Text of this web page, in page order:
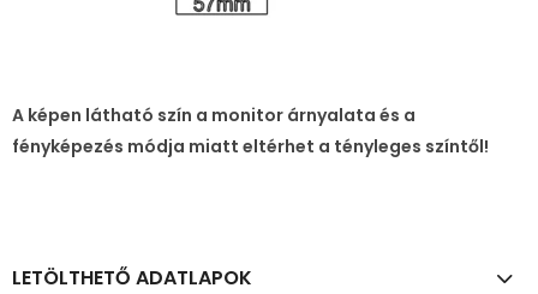
A képen látható szín a monitor árnyalata és a
fényképezés módja miatt eltérhet a tényleges színtől!
LETÖLTHETŐ ADATLAPOK